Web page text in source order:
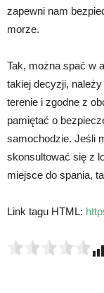
zapewni nam
morze.
Tak, można spać w
takiej decyzji,
terenie i zgodne z
pamiętać o
samochodzie. Jeśli
skonsultować się z
miejsce do spania,
Link tagu HTML: